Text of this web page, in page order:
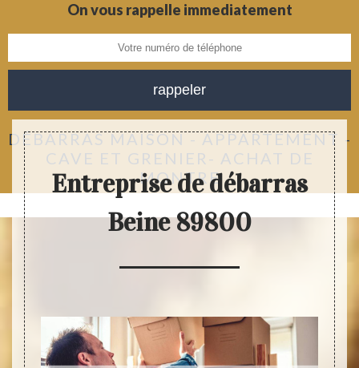
On vous rappelle immediatement
DÉBARRAS MAISON - APPARTEMENT -
CAVE ET GRENIER- ACHAT DE
MONTRE
Entreprise de débarras
Beine 89800